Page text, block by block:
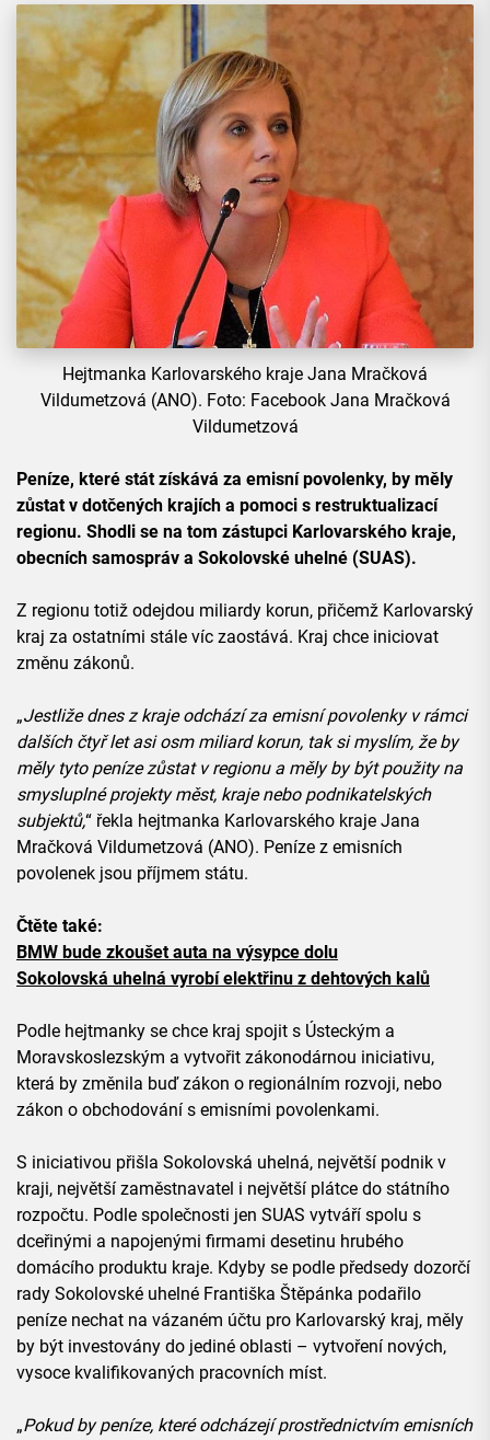
Hejtmanka Karlovarského kraje Jana Mračková
Vildumetzová (ANO). Foto: Facebook Jana Mračková
Vildumetzová
Peníze, které stát získává za emisní povolenky, by měly
zůstat v dotčených krajích a pomoci s restruktualizací
regionu. Shodli se na tom zástupci Karlovarského kraje,
obecních samospráv a Sokolovské uhelné (SUAS).
Z regionu totiž odejdou miliardy korun, přičemž Karlovarský
kraj za ostatními stále víc zaostává. Kraj chce iniciovat
změnu zákonů.
„Jestliže dnes z kraje odchází za emisní povolenky v rámci
dalších čtyř let asi osm miliard korun, tak si myslím, že by
měly tyto peníze zůstat v regionu a měly by být použity na
smysluplné projekty měst, kraje nebo podnikatelských
subjektů,“ řekla hejtmanka Karlovarského kraje Jana
Mračková Vildumetzová (ANO). Peníze z emisních
povolenek jsou příjmem státu.
Čtěte také:
BMW bude zkoušet auta na výsypce dolu
Sokolovská uhelná vyrobí elektřinu z dehtových kalů
Podle hejtmanky se chce kraj spojit s Ústeckým a
Moravskoslezským a vytvořit zákonodárnou iniciativu,
která by změnila buď zákon o regionálním rozvoji, nebo
zákon o obchodování s emisními povolenkami.
S iniciativou přišla Sokolovská uhelná, největší podnik v
kraji, největší zaměstnavatel i největší plátce do státního
rozpočtu. Podle společnosti jen SUAS vytváří spolu s
dceřinými a napojenými firmami desetinu hrubého
domácího produktu kraje. Kdyby se podle předsedy dozorčí
rady Sokolovské uhelné Františka Štěpánka podařilo
peníze nechat na vázaném účtu pro Karlovarský kraj, měly
by být investovány do jediné oblasti – vytvoření nových,
vysoce kvalifikovaných pracovních míst.
„Pokud by peníze, které odcházejí prostřednictvím emisních